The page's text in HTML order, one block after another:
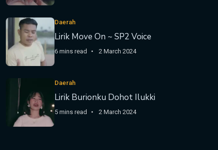
Daerah
Lirik Move On ~ SP2 Voice
6 mins read 2 March 2024
Daerah
Lirik Burionku Dohot Ilukki
5 mins read 2 March 2024